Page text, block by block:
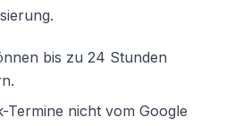
bis zu 24 Stunden
Termine nicht vom Google